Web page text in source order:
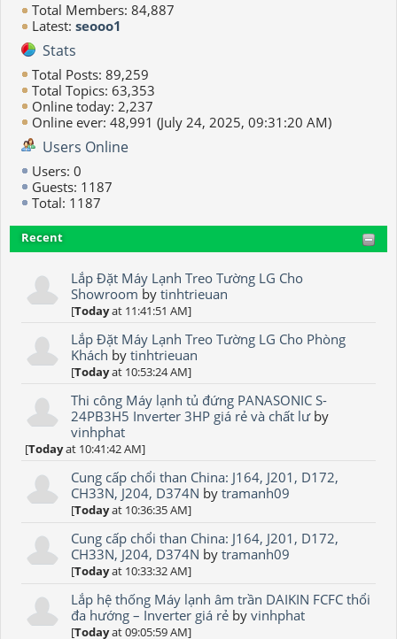
Total Members: 84,887
Latest: seooo1
Stats
Total Posts: 89,259
Total Topics: 63,353
Online today: 2,237
Online ever: 48,991 (July 24, 2025, 09:31:20 AM)
Users Online
Users: 0
Guests: 1187
Total: 1187
Recent
Lắp Đặt Máy Lạnh Treo Tường LG Cho
Showroom bytinhtrieuan
[Todayat 11:41:51 AM]
Lắp Đặt Máy Lạnh Treo Tường LG Cho Phòng
Khách bytinhtrieuan
[Todayat 10:53:24 AM]
Thi công Máy lạnh tủ đứng PANASONIC S-
24PB3H5 Inverter 3HP giá rẻ và chất lưby
vinhphat
[Todayat 10:41:42 AM]
Cung cấp chổi than China: J164, J201, D172,
CH33N, J204, D374N bytramanh09
[Todayat 10:36:35 AM]
Cung cấp chổi than China: J164, J201, D172,
CH33N, J204, D374N bytramanh09
[Todayat 10:33:32 AM]
Lắp hệ thống Máy lạnh âm trần DAIKIN FCFC thổi
đa hướng – Inverter giá rẻ byvinhphat
[Todayat 09:05:59 AM]